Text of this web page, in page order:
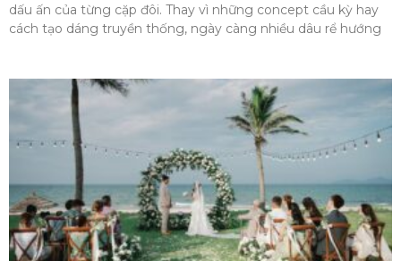
dấu ấn của từng cặp đôi. Thay vì những concept cầu kỳ hay
cách tạo dáng truyền thống, ngày càng nhiều dâu rể hướng